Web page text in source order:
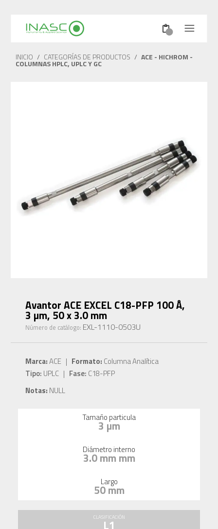
INICIO / CATEGORÍAS DE PRODUCTOS / ACE - HICHROM -
COLUMNAS HPLC, UPLC Y GC
Avantor ACE EXCEL C18-PFP 100 Å,
3 µm, 50 x 3.0 mm
Número de catálogo: EXL-1110-0503U
Marca:ACE | Formato: Columna Analítica
Tipo: UPLC | Fase: C18-PFP
Notas: NULL
Tamaño particula
3 µm
Diámetro interno
3.0 mm mm
Largo
50 mm
CLASIFICACIÓN
L1